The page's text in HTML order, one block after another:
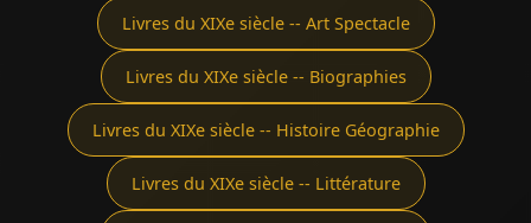
Livres du XIXe siècle -- Art Spectacle
Livres du XIXe siècle -- Biographies
Livres du XIXe siècle -- Histoire Géographie
Livres du XIXe siècle -- Littérature